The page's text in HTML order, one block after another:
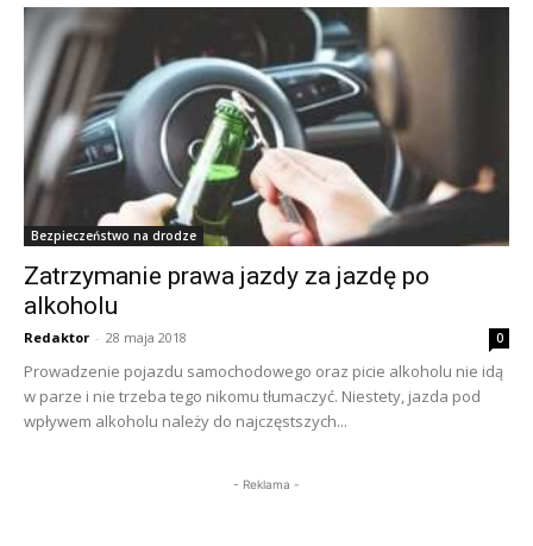
Bezpieczeństwo na drodze
Zatrzymanie prawa jazdy za jazdę po
alkoholu
Redaktor - 28 maja 2018 0
Prowadzenie pojazdu samochodowego oraz picie alkoholu nie idą
w parze i nie trzeba tego nikomu tłumaczyć. Niestety, jazda pod
wpływem alkoholu należy do najczęstszych...
- Reklama -